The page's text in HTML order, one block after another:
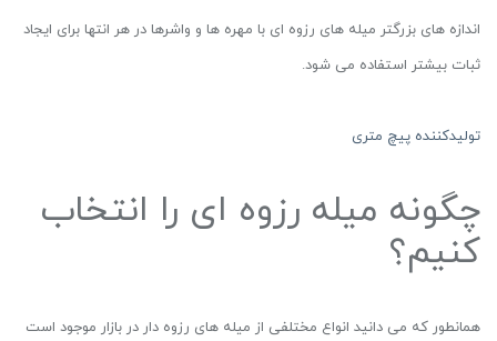
اندازه های بزرگتر میله های رزوه ای با مهره ها و واشرها در هر انتها برای ایجاد
ثبات بیشتر استفاده می شود.
تولیدکننده پیچ متری
چگونه میله رزوه ای را انتخاب
کنیم؟
همانطور که می دانید انواع مختلفی از میله های رزوه دار در بازار موجود است